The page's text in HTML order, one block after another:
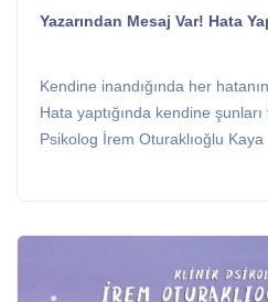
Yazarından Mesaj Var! Hata
Kendine inandığında her
Hata yaptığında kendine şunları
Psikolog İrem Oturaklıoğlu Kaya